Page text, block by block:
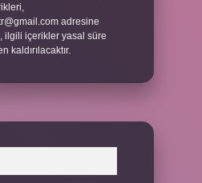
adresine
ilgili içerikler yasal süre
kaldırılacaktır.